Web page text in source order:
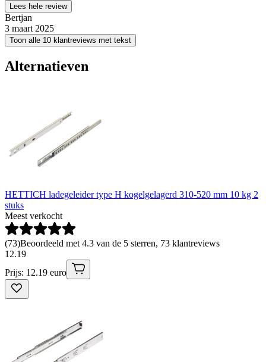
Lees hele review
Bertjan
3 maart 2025
Toon alle 10 klantreviews met tekst
Alternatieven
HETTICH ladegeleider type H kogelgelagerd 310-520 mm 10 kg 2
stuks
Meest verkocht
(73)Beoordeeld met 4.3 van de 5 sterren, 73 klantreviews
12.19
Prijs: 12.19 euro